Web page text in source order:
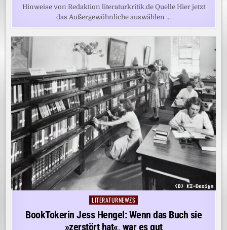
Hinweise von Redaktion literaturkritik.de Quelle Hier jetzt
das Außergewöhnliche auswählen …
Posted
LITERATURNEWZS
BookTokerin Jess Hengel: Wenn das Buch sie
»zerstört hat«, war es gut